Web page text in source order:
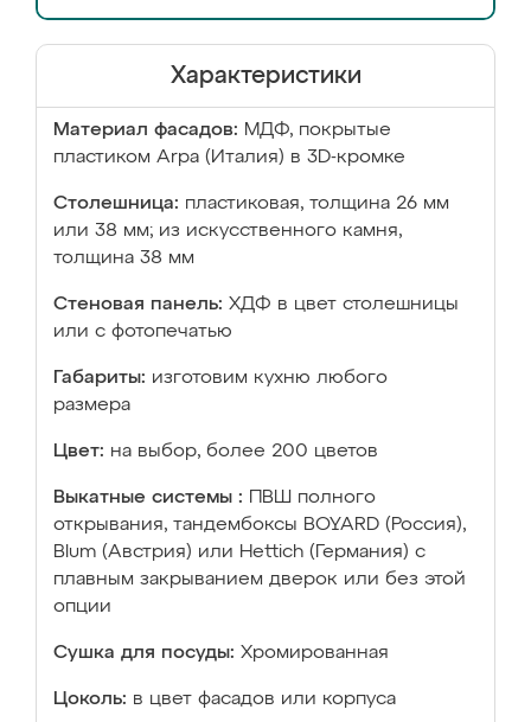
Характеристики
Материал фасадов: МДФ, покрытые
пластиком Arpa (Италия) в 3D-кромке
Столешница: пластиковая, толщина 26 мм
или 38 мм; из искусственного камня,
толщина 38 мм
Стеновая панель: ХДФ в цвет столешницы
или с фотопечатью
Габариты: изготовим кухню любого
размера
Цвет: на выбор, более 200 цветов
Выкатные системы :
ПВШ полного
открывания, тандембоксы BOYARD (Россия),
Blum (Австрия) или Hettich (Германия) с
плавным закрыванием дверок или без этой
опции
Сушка для посуды: Хромированная
Цоколь: в цвет фасадов или корпуса